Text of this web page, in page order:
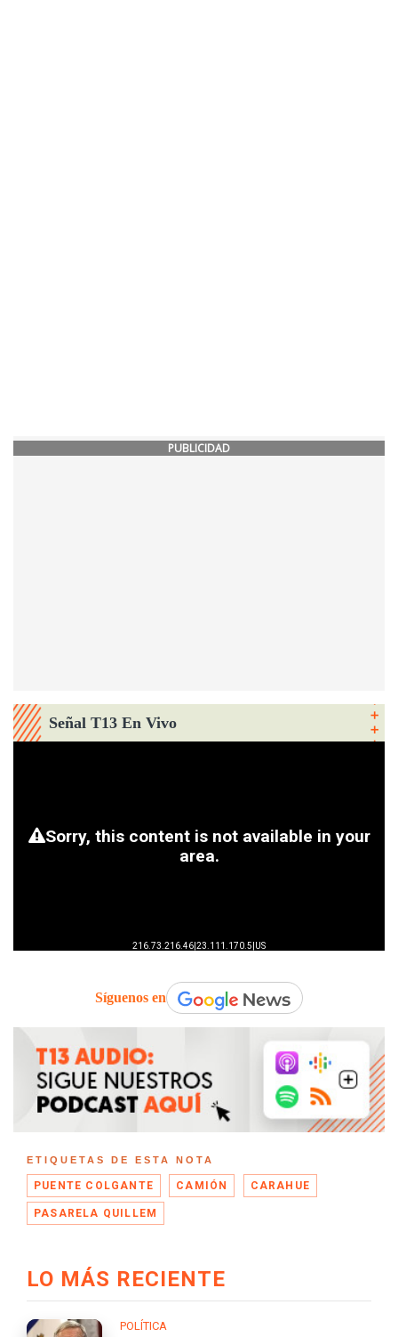
PUBLICIDAD
Señal T13 En Vivo
Síguenos en
ETIQUETAS DE ESTA NOTA
PUENTE COLGANTE CAMIÓN CARAHUE
PASARELA QUILLEM
LO MÁS RECIENTE
POLÍTICA